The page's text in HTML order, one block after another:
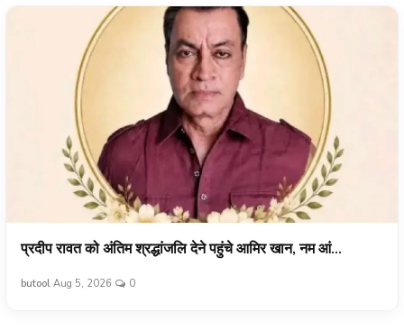
प्रदीप रावत को अंतिम श्रद्धांजलि देने पहुंचे आमिर खान, नम आं...
butool Aug 5, 2026 0